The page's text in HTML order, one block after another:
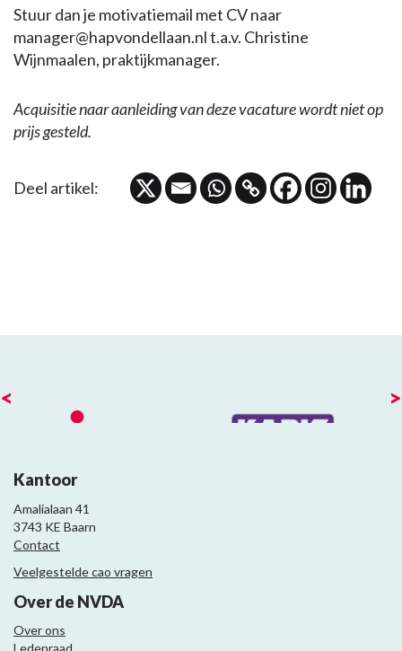
Stuur dan je motivatiemail met CV naar
manager@hapvondellaan.nl t.a.v. Christine
Wijnmaalen, praktijkmanager.
Acquisitie naar aanleiding van deze vacature wordt niet op
prijs gesteld.
Deel artikel:
< >
Kantoor
Amalialaan 41
3743 KE Baarn
Contact
Veelgestelde cao vragen
Over de NVDA
Over ons
Ledenraad